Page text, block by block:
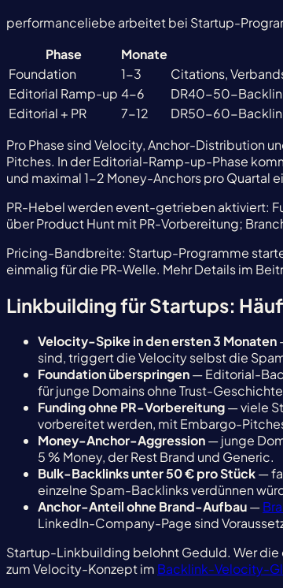
performanceliebe arbeitet bei Startup-
Phase
Monate
Foundation
1-3 Citations,
Editorial Ramp-up 4-6 DR40-50-
Editorial + PR
7-12 DR50-60-
Pro Phase sind Velocity, Anchor-Distribution
Pitches. In der Editorial-Ramp-up-Phase
und maximal 1-2 Money-Anchors pro Quartal
PR-Hebel werden event-getrieben aktiviert:
über Product Hunt mit PR-Vorbereitung;
Pricing-Bandbreite: Startup-Programme
einmalig für die PR-Welle. Mehr Details im
Linkbuilding für Startups:
Velocity-Spike in den ersten 3 Monaten
sind, triggert die Velocity selbst die
Foundation überspringen— Editorial-
für junge Domains ohne Trust-
Funding ohne PR-Vorbereitung— viele
vorbereitet werden, mit Embargo-
Money-Anchor-Aggression— junge
5 % Money, der Rest Brand und Generic.
Bulk-Backlinks unter 50 € pro Stück—
einzelne Spam-Backlinks verdünnen
Anchor-Anteil ohne Brand-Aufbau—
LinkedIn-Company-Page sind
Startup-Linkbuilding belohnt Geduld. Wer die
zum Velocity-Konzept im Backlink-Velocity-